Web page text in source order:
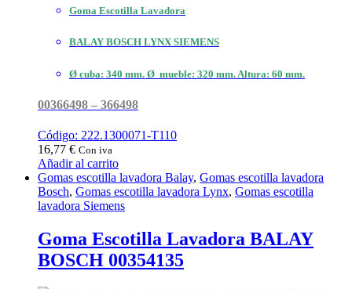
Goma Escotilla Lavadora
BALAY BOSCH LYNX SIEMENS
Ø cuba: 340 mm. Ø mueble: 320 mm. Altura: 60 mm.
00366498 – 366498
Código: 222.1300071-T110
16,77 € Con iva
Añadir al carrito
Gomas escotilla lavadora Balay, Gomas escotilla lavadora
Bosch, Gomas escotilla lavadora Lynx, Gomas escotilla
lavadora Siemens
Goma Escotilla Lavadora BALAY
BOSCH 00354135